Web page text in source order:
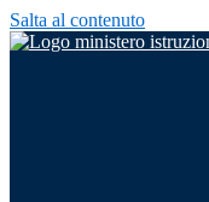
Salta al contenuto